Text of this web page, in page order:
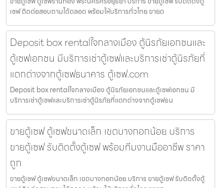
เซฟ ติดต่อสอบถามได้ตลอด พร้อมให้บริการทั่วไทย ขายต
Deposit box rentalใจกลางเมือง ตู้นิรภัยเอกชนและ
ตู้เซฟเอกชน มีบริการเช่าตู้เซฟและบริการเช่าตู้นิรภัยที่
แตกต่างจากตู้เซฟธนาคาร ตู้เซฟ.com
Deposit box rentalใจกลางเมือง ตู้นิรภัยเอกชนและตู้เซฟเอกชน มี
บริการเช่าตู้เซฟและบริการเช่าตู้นิรภัยที่แตกต่างจากตู้เซฟธน
ขายตู้เซฟ ตู้เซฟขนาดเล็ก เขตบางกอกน้อย บริการ
ขายตู้เซฟ รับติดตั้งตู้เซฟ พร้อมทีมงานมืออาชีพ ราคา
ถูก
ขายตู้เซฟ ตู้เซฟขนาดเล็ก เขตบางกอกน้อย บริการ ขายตู้เซฟ รับติดตั้งตู้